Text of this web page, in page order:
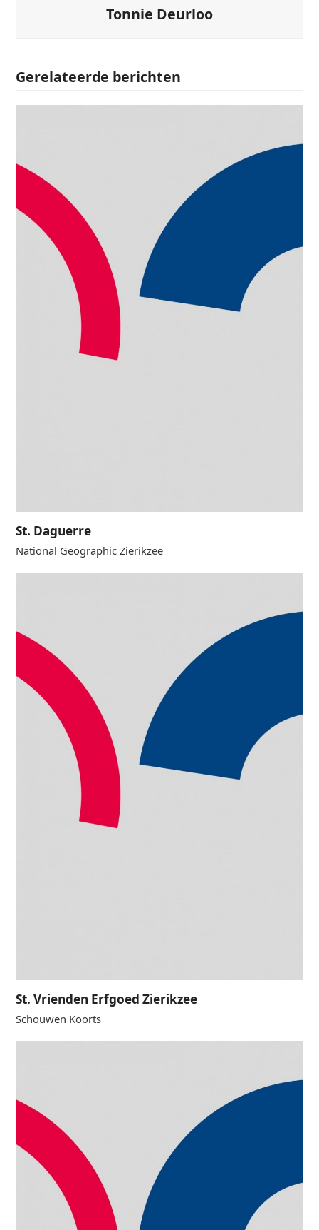
Tonnie Deurloo
Gerelateerde berichten
St. Daguerre
National Geographic Zierikzee
St. Vrienden Erfgoed Zierikzee
Schouwen Koorts